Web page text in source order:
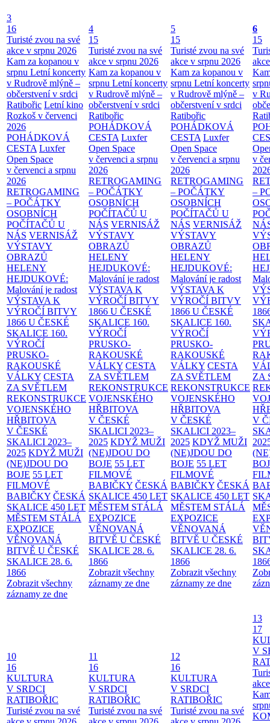
3
16
Turisté zvou na své
akce v srpnu 2026
Kam za kopanou v
srpnu Letní koncerty
v Rudrově mlýně –
občerstvení v srdci
Ratibořic Letní kino
Rozkoš v červenci
2026
POHÁDKOVÁ
CESTA Luxfer
Open Space
v červenci a srpnu
2026
RETROGAMING
– POČÁTKY
OSOBNÍCH
POČÍTAČŮ U
NÁS VERNISÁŽ
VÝSTAVY
OBRAZŮ
HELENY
HEJDUKOVÉ:
Malování je radost
VÝSTAVA K
VÝROČÍ BITVY
1866 U ČESKÉ
SKALICE 160.
VÝROČÍ
PRUSKO-
RAKOUSKÉ
VÁLKY CESTA
ZA SVĚTLEM
REKONSTRUKCE
VOJENSKÉHO
HŘBITOVA
V ČESKÉ
SKALICI 2023–
2025 KDYŽ MUŽI
(NE)JDOU DO
BOJE 55 LET
FILMOVÉ
BABIČKY ČESKÁ
SKALICE 450 LET
MĚSTEM STÁLÁ
EXPOZICE
VĚNOVANÁ
BITVĚ U ČESKÉ
SKALICE 28. 6.
1866
Zobrazit všechny
záznamy ze dne
4
15
Turisté zvou na své
akce v srpnu 2026
Kam za kopanou v
srpnu Letní koncerty
v Rudrově mlýně –
občerstvení v srdci
Ratibořic
POHÁDKOVÁ
CESTA Luxfer
Open Space
v červenci a srpnu
2026
RETROGAMING
– POČÁTKY
OSOBNÍCH
POČÍTAČŮ U
NÁS VERNISÁŽ
VÝSTAVY
OBRAZŮ
HELENY
HEJDUKOVÉ:
Malování je radost
VÝSTAVA K
VÝROČÍ BITVY
1866 U ČESKÉ
SKALICE 160.
VÝROČÍ
PRUSKO-
RAKOUSKÉ
VÁLKY CESTA
ZA SVĚTLEM
REKONSTRUKCE
VOJENSKÉHO
HŘBITOVA
V ČESKÉ
SKALICI 2023–
2025 KDYŽ MUŽI
(NE)JDOU DO
BOJE 55 LET
FILMOVÉ
BABIČKY ČESKÁ
SKALICE 450 LET
MĚSTEM STÁLÁ
EXPOZICE
VĚNOVANÁ
BITVĚ U ČESKÉ
SKALICE 28. 6.
1866
Zobrazit všechny
záznamy ze dne
5
15
Turisté zvou na své
akce v srpnu 2026
Kam za kopanou v
srpnu Letní koncerty
v Rudrově mlýně –
občerstvení v srdci
Ratibořic
POHÁDKOVÁ
CESTA Luxfer
Open Space
v červenci a srpnu
2026
RETROGAMING
– POČÁTKY
OSOBNÍCH
POČÍTAČŮ U
NÁS VERNISÁŽ
VÝSTAVY
OBRAZŮ
HELENY
HEJDUKOVÉ:
Malování je radost
VÝSTAVA K
VÝROČÍ BITVY
1866 U ČESKÉ
SKALICE 160.
VÝROČÍ
PRUSKO-
RAKOUSKÉ
VÁLKY CESTA
ZA SVĚTLEM
REKONSTRUKCE
VOJENSKÉHO
HŘBITOVA
V ČESKÉ
SKALICI 2023–
2025 KDYŽ MUŽI
(NE)JDOU DO
BOJE 55 LET
FILMOVÉ
BABIČKY ČESKÁ
SKALICE 450 LET
MĚSTEM STÁLÁ
EXPOZICE
VĚNOVANÁ
BITVĚ U ČESKÉ
SKALICE 28. 6.
1866
Zobrazit všechny
záznamy ze dne
6
15
v
v
–
ZA
V
10
16
KULTURA
V SRDCI
RATIBOŘIC
Turisté zvou na své
11
16
KULTURA
V SRDCI
RATIBOŘIC
Turisté zvou na své
12
16
KULTURA
V SRDCI
RATIBOŘIC
Turisté zvou na své
13
17
V